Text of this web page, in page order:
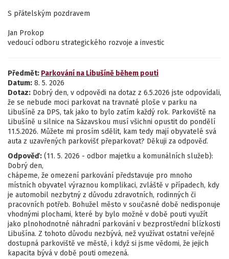
S přátelským pozdravem
Jan Prokop
vedoucí odboru strategického rozvoje a investic
Předmět: Parkování na Libušíně během pouti
Datum: 8. 5. 2026
Dotaz: Dobrý den, v odpovědi na dotaz z 6.5.2026 jste odpovídali,
že se nebude moci parkovat na travnaté ploše v parku na
Libušíně za DPS, tak jako to bylo zatím každý rok. Parkoviště na
Libušíně u silnice na Sázavskou musí všichni opustit do pondělí
11.5.2026. Můžete mi prosím sdělit, kam tedy mají obyvatelé svá
auta z uzavřených parkovišť přeparkovat? Děkuji za odpověď.
Odpověď: (11. 5. 2026 - odbor majetku a komunálních služeb):
Dobrý den,
chápeme, že omezení parkování představuje pro mnoho
místních obyvatel výraznou komplikaci, zvláště v případech, kdy
je automobil nezbytný z důvodu zdravotních, rodinných či
pracovních potřeb. Bohužel město v současné době nedisponuje
vhodnými plochami, které by bylo možné v době pouti využít
jako plnohodnotné náhradní parkování v bezprostřední blízkosti
Libušína. Z tohoto důvodu nezbývá, než využívat ostatní veřejně
dostupná parkoviště ve městě, i když si jsme vědomi, že jejich
kapacita bývá v době pouti omezená.